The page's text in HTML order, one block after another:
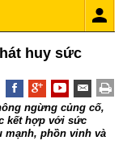
huy sức
ngừng củng cố,
kết hợp với sức
mạnh, phồn vinh và